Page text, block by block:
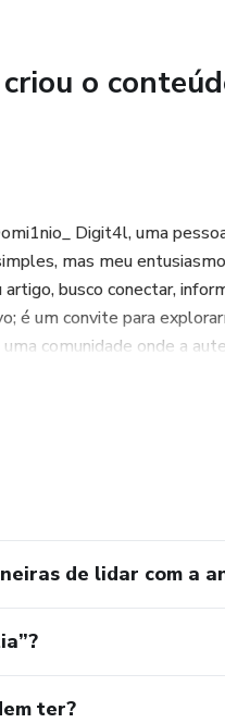
o
Digit4l, uma
mas meu
busco conectar,
é um convite para
comunidade onde a
de lidar com a
ter?